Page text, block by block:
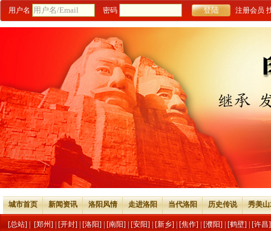
用户名 密码 注册会员
城市首页 新闻资讯 洛阳风情 走进洛阳 当代洛阳 历史传说 秀美
[总站] [郑州] [开封] [洛阳] [南阳] [安阳] [新乡] [焦作] [濮阳] [鹤壁] [许昌]